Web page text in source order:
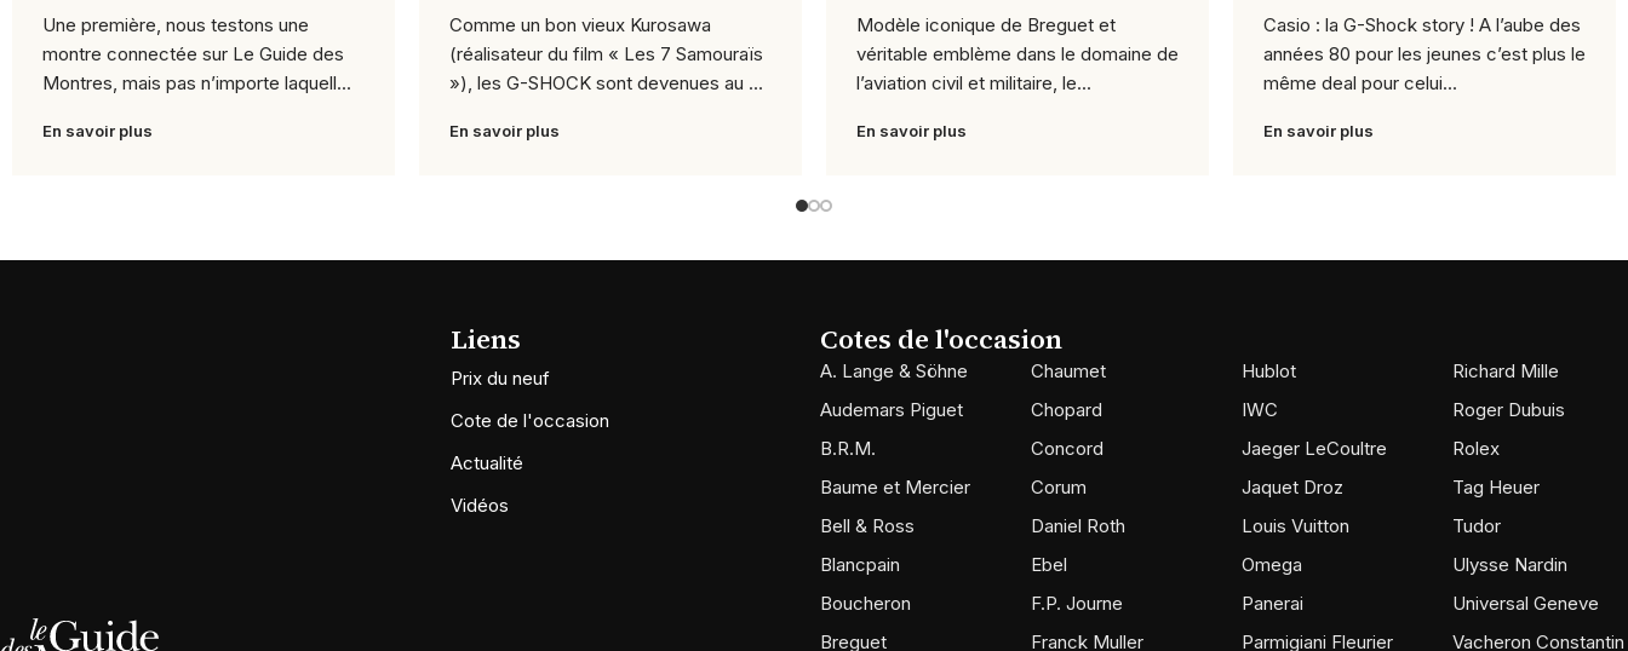
!Une première, nous testons une
montre connectée sur Le Guide des
Montres, mais pas n’importe laquell...
En savoir plus
SHOCK !
Comme un bon vieux Kurosawa
(réalisateur du film « Les 7 Samouraïs
»), les G-SHOCK sont devenues au ...
En savoir plus
Modèle iconique de Breguet et
véritable emblème dans le domaine de
l’aviation civil et militaire, le...
En savoir plus
Casio : la G-Shock story ! A l’aube des
années 80 pour les jeunes c’est plus le
même deal pour celui...
En savoir plus
Liens
Prix du neuf
Cote de l'occasion
Actualité
Vidéos
Cotes de l'occasion
A. Lange & Söhne
Audemars Piguet
B.R.M.
Baume et Mercier
Bell & Ross
Blancpain
Boucheron
Breguet
Chaumet
Chopard
Concord
Corum
Daniel Roth
Ebel
F.P. Journe
Franck Muller
Hublot
IWC
Jaeger LeCoultre
Jaquet Droz
Louis Vuitton
Omega
Panerai
Parmigiani Fleurier
Richard Mille
Roger Dubuis
Rolex
Tag Heuer
Tudor
Ulysse Nardin
Universal Geneve
Vacheron Constantin